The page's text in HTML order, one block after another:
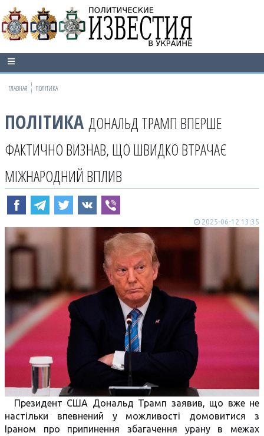
ГЛАВНАЯ ПОЛІТИКА
ПОЛІТИКА ДОНАЛЬД ТРАМП ВПЕРШЕ
ФАКТИЧНО ВИЗНАВ, ЩО ШВИДКО ВТРАЧАЄ
МІЖНАРОДНИЙ ВПЛИВ
2025-06-12 13:35
Президент США Дональд Трамп заявив, що вже не
настільки впевнений у можливості домовитися з
Іраном про припинення збагачення урану в межах